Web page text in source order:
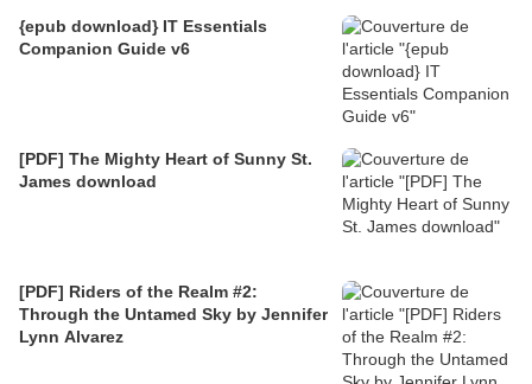
{epub download} IT Essentials
Companion Guide v6
[PDF] The Mighty Heart of Sunny St.
James download
[PDF] Riders of the Realm #2:
Through the Untamed Sky by Jennifer
Lynn Alvarez